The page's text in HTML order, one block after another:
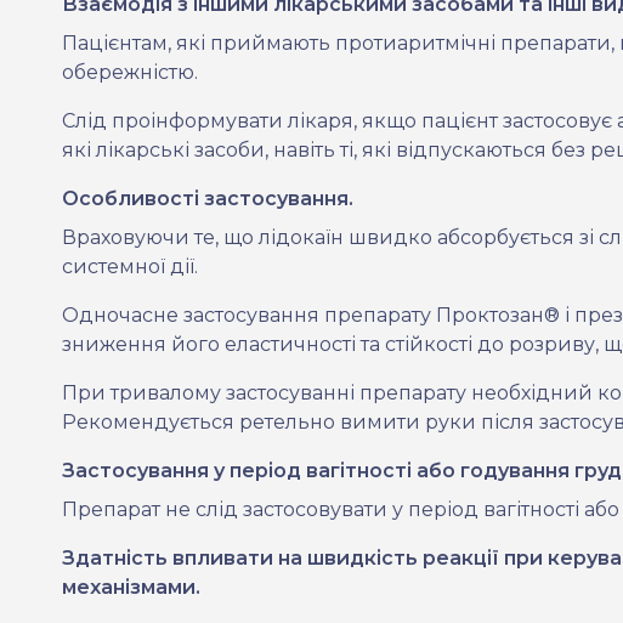
Пацієнтам, які приймають протиаритмічні препарати,
обережністю.
Слід проінформувати лікаря, якщо пацієнт
які лікарські засоби, навіть ті, які відпускаються без
Особливості застосування.
Враховуючи те, що лідокаїн швидко абсорбується зі
системної дії.
Одночасне застосування препарату Проктозан® і
зниження його еластичності та стійкості до розриву,
При тривалому застосуванні препарату необхідний
Рекомендується ретельно вимити руки після
Застосування у період вагітності або годування
Препарат не слід застосовувати у період вагітності
Здатність впливати на швидкість реакції при
механізмами.